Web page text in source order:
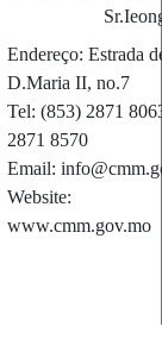
Endereço: Estrada
D.Maria II, no.7
Tel: (853) 2871
2871 8570
Email:
Website:
www.cmm.gov.mo